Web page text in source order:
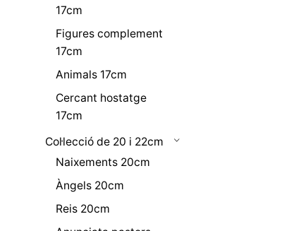
17cm
Figures complement
17cm
Animals 17cm
Cercant hostatge
17cm
Col·lecció de 20 i 22cm
Naixements 20cm
Àngels 20cm
Reis 20cm